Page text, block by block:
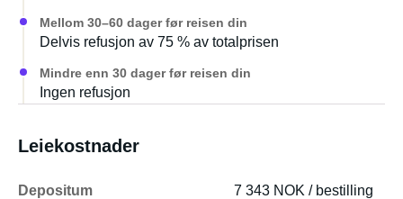
Mellom 30–60 dager før reisen din
Delvis refusjon av 75 % av totalprisen
Mindre enn 30 dager før reisen din
Ingen refusjon
Leiekostnader
Depositum
7 343 NOK / bestilling